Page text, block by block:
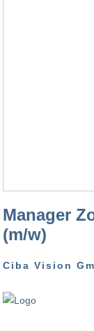
Manager
(m/w)
Ciba Vision